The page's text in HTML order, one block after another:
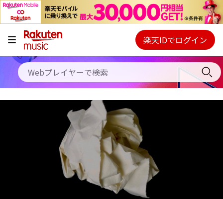
キャンペーン
料金プラン
使い方
初回30日間無料お試し
Webプレイヤー
ご契約内容の確認・変更
楽天IDでログイン